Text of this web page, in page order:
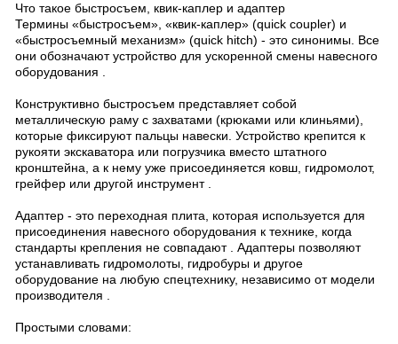
Что такое быстросъем, квик-каплер и адаптер
Термины «быстросъем», «квик-каплер» (quick coupler) и
«быстросъемный механизм» (quick hitch) - это синонимы. Все
они обозначают устройство для ускоренной смены навесного
оборудования .
Конструктивно быстросъем представляет собой
металлическую раму с захватами (крюками или клиньями),
которые фиксируют пальцы навески. Устройство крепится к
рукояти экскаватора или погрузчика вместо штатного
кронштейна, а к нему уже присоединяется ковш, гидромолот,
грейфер или другой инструмент .
Адаптер - это переходная плита, которая используется для
присоединения навесного оборудования к технике, когда
стандарты крепления не совпадают . Адаптеры позволяют
устанавливать гидромолоты, гидробуры и другое
оборудование на любую спецтехнику, независимо от модели
производителя .
Простыми словами: